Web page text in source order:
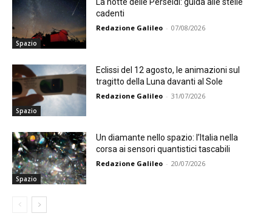
Spazio
cadenti
Redazione Galileo - 07/08/2026
Spazio
Eclissi del 12 agosto, le animazioni sul
tragitto della Luna davanti al Sole
Redazione Galileo - 31/07/2026
Spazio
Un diamante nello spazio: l’Italia nella
corsa ai sensori quantistici tascabili
Redazione Galileo - 20/07/2026